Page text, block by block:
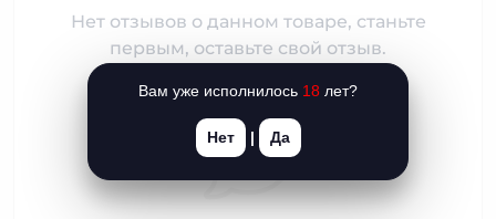
Нет отзывов о данном товаре, станьте
первым, оставьте свой отзыв.
Вам уже исполнилось 18 лет?
Нет | Да